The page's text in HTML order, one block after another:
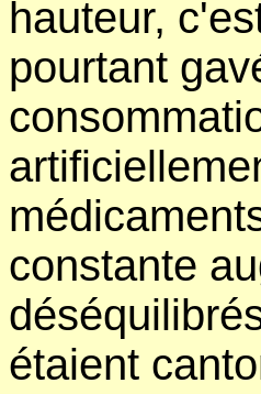
hauteur,
pourtant
constante
étaient